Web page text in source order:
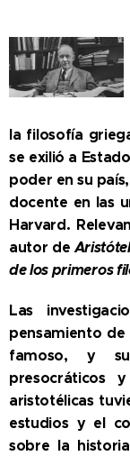
la filosofía
se exilió a
poder en su
docente en las
Harvard.
autor de
de los primeros
Las
pensamiento
famoso, y
presocráticos
aristotélicas
estudios y el
sobre la